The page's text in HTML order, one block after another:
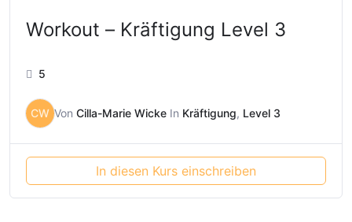
Workout – Kräftigung Level 3
5
CW Von Cilla-Marie Wicke In Kräftigung, Level 3
In diesen Kurs einschreiben